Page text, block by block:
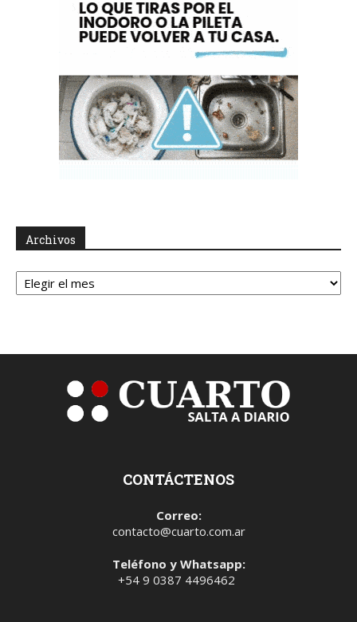
Archivos
Archivos
CONTÁCTENOS
Correo:
contacto@cuarto.com.ar
Teléfono y Whatsapp:
+54 9 0387 4496462